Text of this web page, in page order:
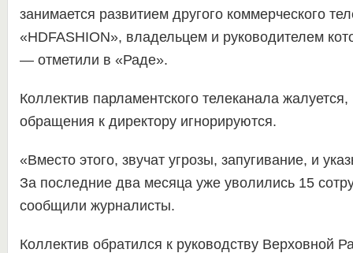
занимается развитием другого коммерческого
«HDFASHION», владельцем и руководителем
— отметили в «Раде».
Коллектив парламентского телеканала жалуется,
обращения к директору игнорируются.
«Вместо этого, звучат угрозы, запугивание, и
За последние два месяца уже уволились 15
сообщили журналисты.
Коллектив обратился к руководству Верховной